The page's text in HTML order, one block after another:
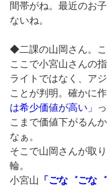
間帯がね。最近のお
ないね。
◆二課の山岡さん。
ここで小宮山さんの
ライトではなく、ア
ことが判明。確かに
は希少価値が高い」
こまで価値下がるん
なぁ。
そこで山岡さんが取
輪。
小宮山 「ごな゛ごな